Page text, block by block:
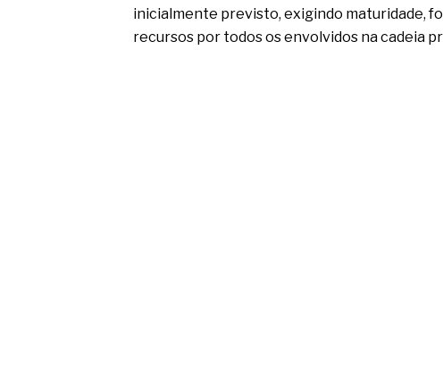
inicialmente previsto, exigindo maturidade,
recursos por todos os envolvidos na cadeia